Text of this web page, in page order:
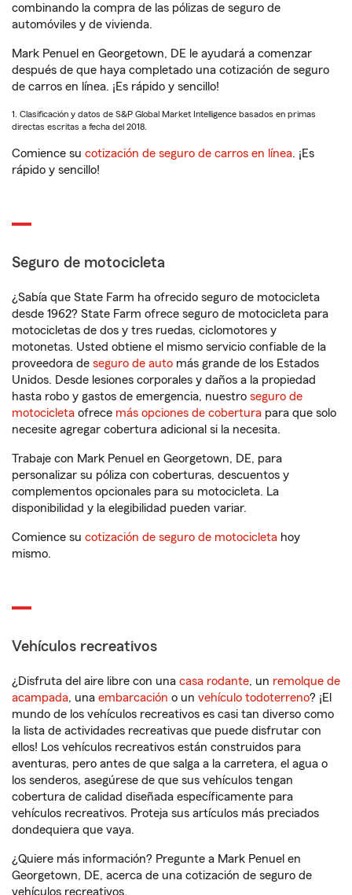
combinando la compra de las pólizas de seguro de
automóviles y de vivienda.
Mark Penuel en Georgetown, DE le ayudará a comenzar
después de que haya completado una cotización de seguro
de carros en línea. ¡Es rápido y sencillo!
1. Clasificación y datos de S&P Global Market Intelligence basados en primas
directas escritas a fecha del 2018.
Comience su cotización de seguro de carros en línea. ¡Es
rápido y sencillo!
Seguro de motocicleta
¿Sabía que State Farm ha ofrecido seguro de motocicleta
desde 1962? State Farm ofrece seguro de motocicleta para
motocicletas de dos y tres ruedas, ciclomotores y
motonetas. Usted obtiene el mismo servicio confiable de la
proveedora de seguro de auto más grande de los Estados
Unidos. Desde lesiones corporales y daños a la propiedad
hasta robo y gastos de emergencia, nuestro seguro de
motocicleta ofrece más opciones de cobertura para que solo
necesite agregar cobertura adicional si la necesita.
Trabaje con Mark Penuel en Georgetown, DE, para
personalizar su póliza con coberturas, descuentos y
complementos opcionales para su motocicleta. La
disponibilidad y la elegibilidad pueden variar.
Comience su cotización de seguro de motocicleta hoy
mismo.
Vehículos recreativos
¿Disfruta del aire libre con una casa rodante, un remolque de
acampada, una embarcación o un vehículo todoterreno? ¡El
mundo de los vehículos recreativos es casi tan diverso como
la lista de actividades recreativas que puede disfrutar con
ellos! Los vehículos recreativos están construidos para
aventuras, pero antes de que salga a la carretera, el agua o
los senderos, asegúrese de que sus vehículos tengan
cobertura de calidad diseñada específicamente para
vehículos recreativos. Proteja sus artículos más preciados
dondequiera que vaya.
¿Quiere más información? Pregunte a Mark Penuel en
Georgetown, DE, acerca de una cotización de seguro de
vehículos recreativos.